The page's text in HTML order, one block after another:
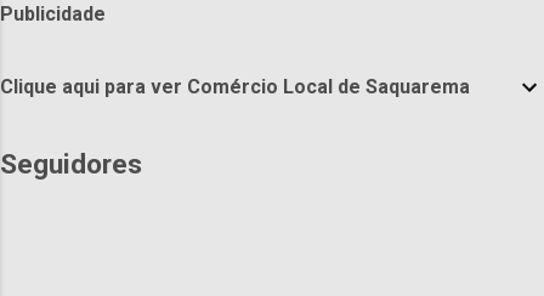
Publicidade
Clique aqui para ver Comércio Local de Saquarema
Seguidores